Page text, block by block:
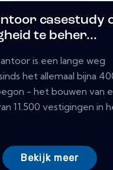
casestudy
te beher...
is een lange weg
het allemaal bijna
- het bouwen van
11.500 vestigingen in
Bekijk meer